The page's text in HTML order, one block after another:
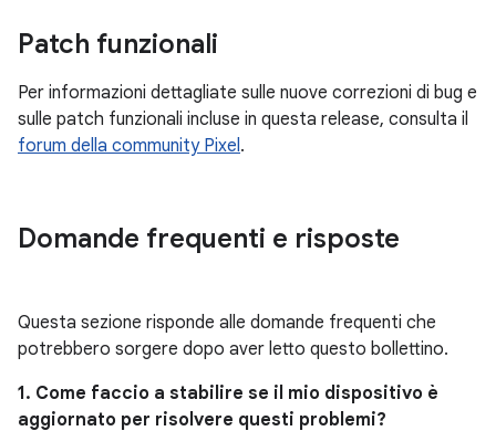
Patch funzionali
Per informazioni dettagliate sulle nuove correzioni di bug e
sulle patch funzionali incluse in questa release, consulta il
forum della community Pixel.
Domande frequenti e risposte
Questa sezione risponde alle domande frequenti che
potrebbero sorgere dopo aver letto questo bollettino.
1. Come faccio a stabilire se il mio dispositivo è
aggiornato per risolvere questi problemi?